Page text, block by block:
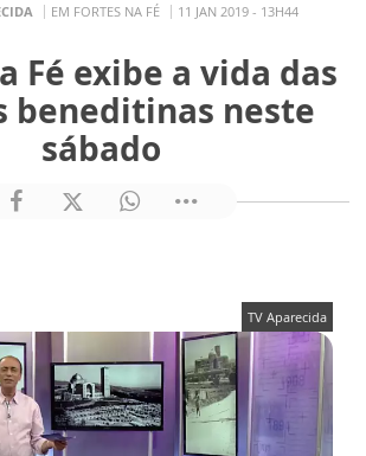
EM FORTES NA FÉ 11 JAN 2019 - 13H44
Fé exibe a vida das
beneditinas neste
sábado
TV Aparecida